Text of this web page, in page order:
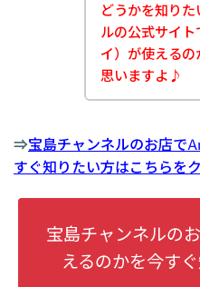
どうかを知り
ルの公式サイ
イ）が使える
思いますよ♪
⇒宝島チャンネルのお店で
すぐ知りたい方はこちらを
宝島チャンネルの
えるのかを今す